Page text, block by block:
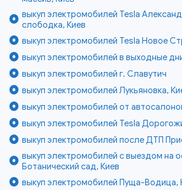
выкуп электромобилей Tesla
слободка, Киев
выкуп электромобилей Tesla Новое
выкуп электромобилей в выходные
выкуп электромобилей г. Славутич
выкуп электромобилей Лукьяновка,
выкуп электромобилей от
выкуп электромобилей Tesla
выкуп электромобилей после ДТП
выкуп электромобилей с выездом на
Ботанический сад, Киев
выкуп электромобилей Пуща-Водица,